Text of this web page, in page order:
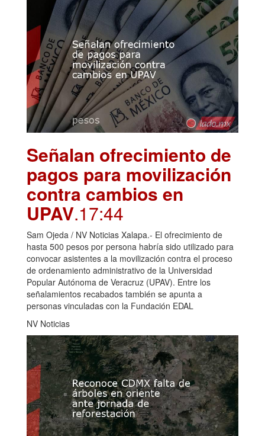
Señalan ofrecimiento de
pagos para movilización
contra cambios en
UPAV.17:44
Sam Ojeda / NV Noticias Xalapa.- El ofrecimiento de
hasta 500 pesos por persona habría sido utilizado para
convocar asistentes a la movilización contra el proceso
de ordenamiento administrativo de la Universidad
Popular Autónoma de Veracruz (UPAV). Entre los
señalamientos recabados también se apunta a
personas vinculadas con la Fundación EDAL
NV Noticias